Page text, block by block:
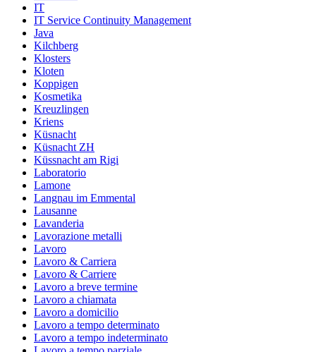
IT
IT Service Continuity Management
Java
Kilchberg
Klosters
Kloten
Koppigen
Kosmetika
Kreuzlingen
Kriens
Küsnacht
Küsnacht ZH
Küssnacht am Rigi
Laboratorio
Lamone
Langnau im Emmental
Lausanne
Lavanderia
Lavorazione metalli
Lavoro
Lavoro & Carriera
Lavoro & Carriere
Lavoro a breve termine
Lavoro a chiamata
Lavoro a domicilio
Lavoro a tempo determinato
Lavoro a tempo indeterminato